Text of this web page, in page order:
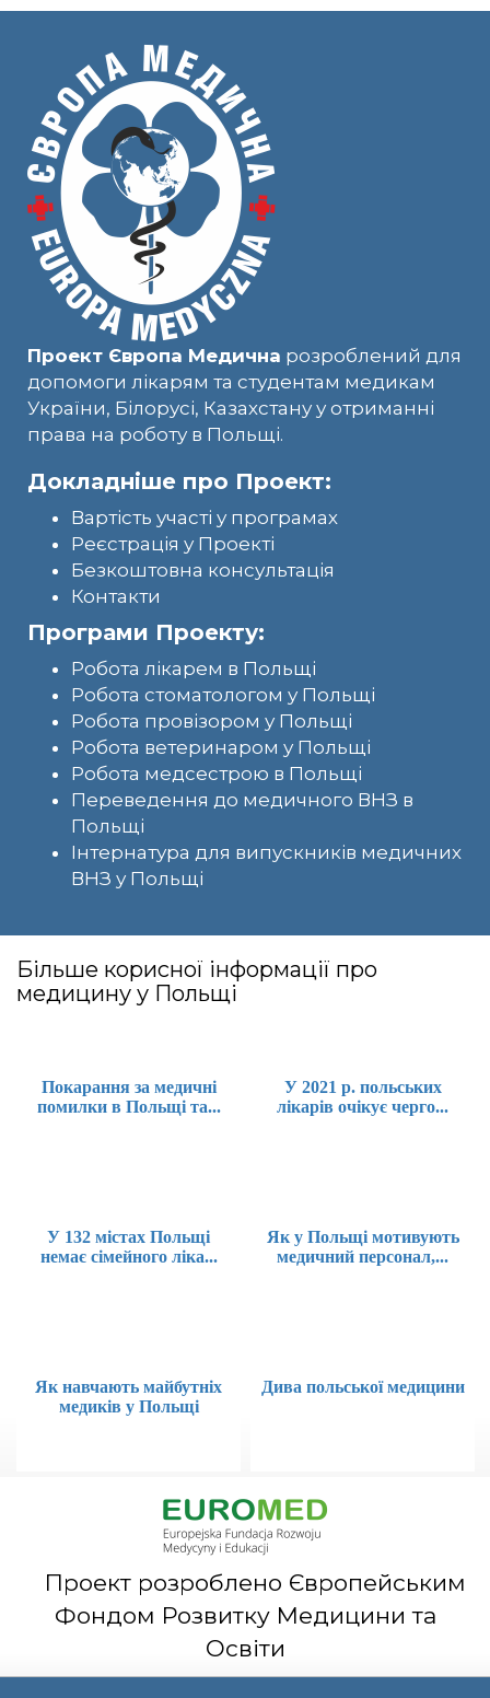
Проект Європа Медична розроблений для
допомоги лікарям та студентам медикам
України, Білорусі, Казахстану у отриманні
права на роботу в Польщі.
Докладніше про Проект:
Вартість участі у програмах
Реєстрація у Проекті
Безкоштовна консультація
Контакти
Програми Проекту:
Робота лікарем в Польщі
Робота стоматологом у Польщі
Робота провізором у Польщі
Робота ветеринаром у Польщі
Робота медсестрою в Польщі
Переведення до медичного ВНЗ в
Польщі
Інтернатура для випускників медичних
ВНЗ у Польщі
Більше корисної інформації про
медицину у Польщі
Покарання за медичні
помилки в Польщі та...
У 2021 р. польських
лікарів очікує черго...
У 132 містах Польщі
немає сімейного ліка...
Як у Польщі мотивують
медичний персонал,...
Як навчають майбутніх
медиків у Польщі
Дива польської медицини
Проект розроблено Європейським
Фондом Розвитку Медицини та
Освіти